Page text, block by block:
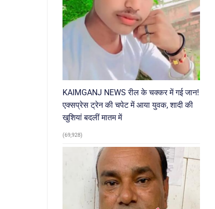
KAIMGANJ NEWS रील के चक्कर में गई जान!
एक्सप्रेस ट्रेन की चपेट में आया युवक, शादी की
खुशियां बदलीं मातम में
(69,928)